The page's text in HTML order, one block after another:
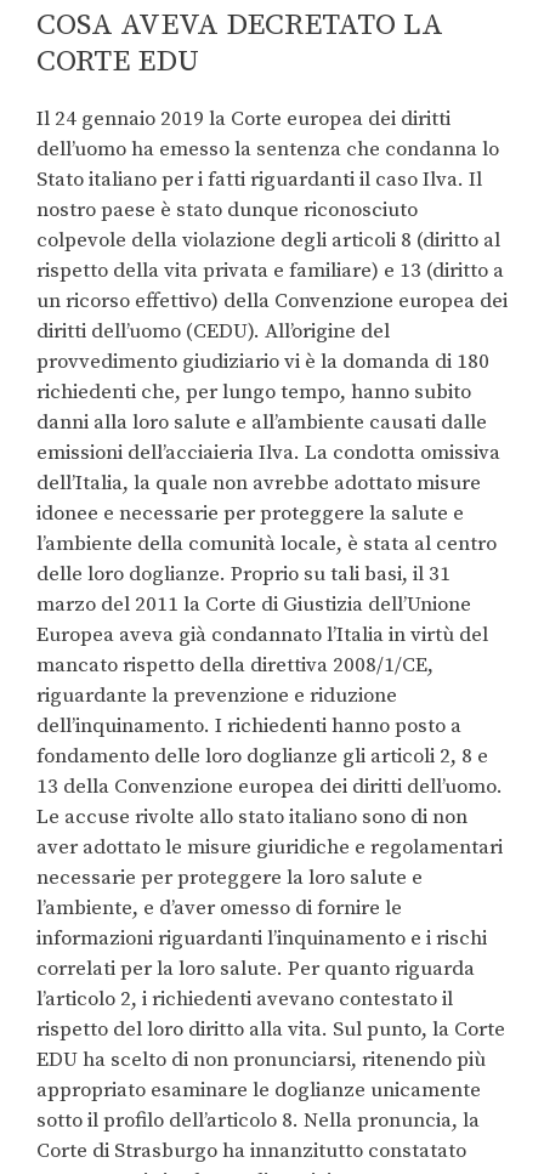
COSA AVEVA DECRETATO LA
CORTE EDU
Il 24 gennaio 2019 la Corte europea dei diritti
dell’uomo ha emesso la sentenza che condanna lo
Stato italiano per i fatti riguardanti il caso Ilva. Il
nostro paese è stato dunque riconosciuto
colpevole della violazione degli articoli 8 (diritto al
rispetto della vita privata e familiare) e 13 (diritto a
un ricorso effettivo) della Convenzione europea dei
diritti dell’uomo (CEDU). All’origine del
provvedimento giudiziario vi è la domanda di 180
richiedenti che, per lungo tempo, hanno subito
danni alla loro salute e all’ambiente causati dalle
emissioni dell’acciaieria Ilva. La condotta omissiva
dell’Italia, la quale non avrebbe adottato misure
idonee e necessarie per proteggere la salute e
l’ambiente della comunità locale, è stata al centro
delle loro doglianze. Proprio su tali basi, il 31
marzo del 2011 la Corte di Giustizia dell’Unione
Europea aveva già condannato l’Italia in virtù del
mancato rispetto della direttiva 2008/1/CE,
riguardante la prevenzione e riduzione
dell’inquinamento. I richiedenti hanno posto a
fondamento delle loro doglianze gli articoli 2, 8 e
13 della Convenzione europea dei diritti dell’uomo.
Le accuse rivolte allo stato italiano sono di non
aver adottato le misure giuridiche e regolamentari
necessarie per proteggere la loro salute e
l’ambiente, e d’aver omesso di fornire le
informazioni riguardanti l’inquinamento e i rischi
correlati per la loro salute. Per quanto riguarda
l’articolo 2, i richiedenti avevano contestato il
rispetto del loro diritto alla vita. Sul punto, la Corte
EDU ha scelto di non pronunciarsi, ritenendo più
appropriato esaminare le doglianze unicamente
sotto il profilo dell’articolo 8. Nella pronuncia, la
Corte di Strasburgo ha innanzitutto constatato